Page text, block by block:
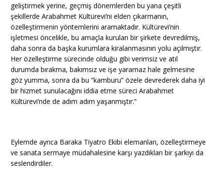
geliştirmek yerine, geçmiş dönemlerden bu yana çeşitli
şekillerde Arabahmet Kültürevi’ni elden çıkarmanın,
özelleştirmenin yöntemlerini aramaktadır. Kültürevi’nin
işletmesi öncelikle, bu amaçla kurulan bir şirkete devredilmiş,
daha sonra da başka kurumlara kiralanmasının yolu açılmıştır.
Her özelleştirme sürecinde olduğu gibi verimsiz ve atıl
durumda bırakma, bakımsız ve işe yaramaz hale gelmesine
göz yumma, sonra da bu “kamburu” özele devrederek daha iyi
bir hizmet sunulacağını iddia etme süreci Arabahmet
Kültürevi’nde de adım adım yaşanmıştır.”
Eylemde ayrıca Baraka Tiyatro Ekibi elemanları, özelleştirmeye
ve sanata sermaye müdahalesine karşı yazdıkları bir şarkıyı da
seslendirdiler.